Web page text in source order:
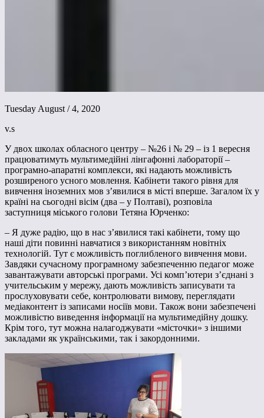
Tuesday August / 4, 2020
v.s
У двох школах обласного центру – №26 і № 29 – із 1 вересня
працюватимуть мультимедійні лінгафонні лабораторії –
програмно-апаратні комплекси, які надають можливість
розширеного усного мовлення. Кабінети такого рівня для
вивчення іноземних мов з’явилися в місті вперше. Загалом їх у
країні на сьогодні вісім (два – у Полтаві), розповіла
заступниця міського голови Тетяна Юрченко:
– Я дуже радію, що в нас з’явилися такі кабінети, тому що
наші діти повинні навчатися з використанням новітніх
технологій. Тут є можливість поглибленого вивчення мови.
Завдяки сучасному програмному забезпеченню педагог може
завантажувати авторські програми. Усі комп’ютери з’єднані з
учительським у мережу, дають можливість записувати та
прослуховувати себе, контролювати вимову, переглядати
медіаконтент із записами носіїв мови. Також вони забезпечені
можливістю виведення інформації на мультимедійну дошку.
Крім того, тут можна налагоджувати «місточки» з іншими
закладами як українськими, так і закордонними.